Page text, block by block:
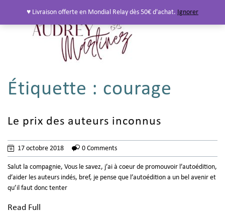
Étiquette : courage
Le prix des auteurs inconnus
17 octobre 2018 0 Comments
Salut la compagnie, Vous le savez, j’ai à coeur de promouvoir l’autoédition,
d’aider les auteurs indés, bref, je pense que l’autoédition a un bel avenir et
qu’il faut donc tenter
Read Full
♥ Livraison offerte en Mondial Relay dès 50€ d'achat. Ignorer